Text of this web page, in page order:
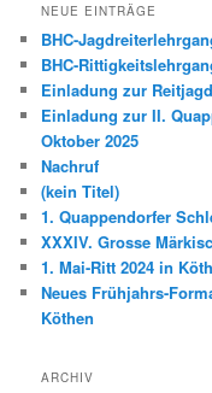
NEUE EINTRÄGE
BHC-
BHC-
Einladung zur
Einladung zur II.
Oktober 2025
Nachruf
(kein Titel)
1. Quappendorfer
XXXIV. Grosse
1. Mai-Ritt 2024 in
Neues Frühjahrs-
Köthen
ARCHIV